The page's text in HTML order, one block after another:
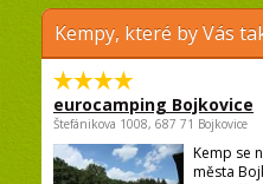
Kempy, které by Vás
eurocamping Bojkovice
Štefánikova 1008, 687 71 Bojkovice
Kemp se
města